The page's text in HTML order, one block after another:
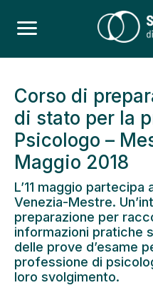
Corso di
di stato per la
Psicologo –
Maggio 2018
L’11 maggio
Venezia-Mestre.
preparazione per
informazioni pratiche
delle prove d’esame
professione di
loro svolgimento.